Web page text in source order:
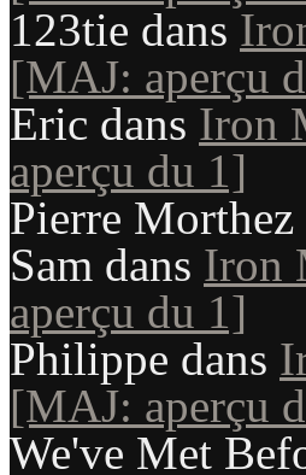
123tie dans
[MAJ: aperçu
Eric dans Iron
aperçu du 1]
Pierre Morthez
Sam dans Iron
aperçu du 1]
Philippe dans
[MAJ: aperçu
We've Met